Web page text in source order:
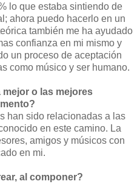
lo que estaba sintiendo de
ahora puedo hacerlo en un
también me ha ayudado
confianza en mi mismo y
un proceso de aceptación
como músico y ser humano.
mejor o las mejores
han sido relacionadas a las
en este camino. La
amigos y músicos con
en mi.
al componer?